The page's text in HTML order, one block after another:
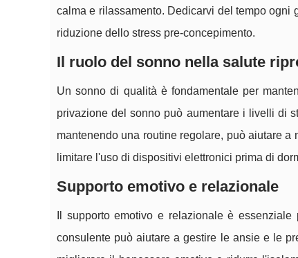
calma e rilassamento. Dedicarvi del tempo ogni
riduzione dello stress pre-concepimento.
Il ruolo del sonno nella salute
Un sonno di qualità è fondamentale per
privazione del sonno può aumentare i livelli di
mantenendo una routine regolare, può aiutare
limitare l'uso di dispositivi elettronici prima di
Supporto emotivo e relazionale
Il supporto emotivo e relazionale è
consulente può aiutare a gestire le ansie e le